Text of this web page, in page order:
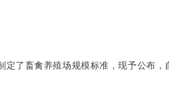
了畜禽养殖场规模标准，现予公布，